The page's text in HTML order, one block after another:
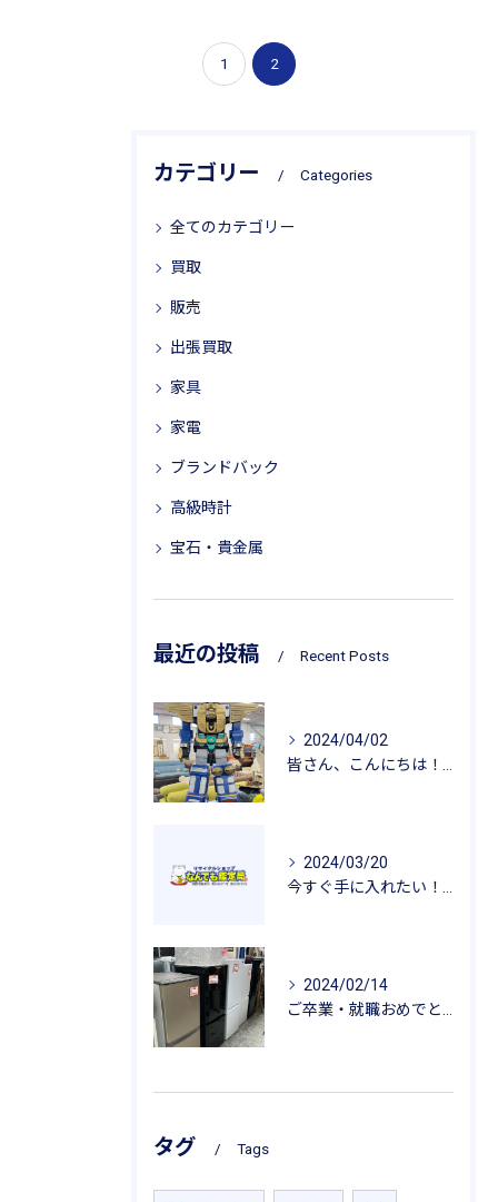
1 2
カテゴリー Categories
全てのカテゴリー
買取
販売
出張買取
家具
家電
ブランドバック
高級時計
宝石・貴金属
最近の投稿 Recent Posts
2024/04/02
2024/03/20
2024/02/14
タグ Tags